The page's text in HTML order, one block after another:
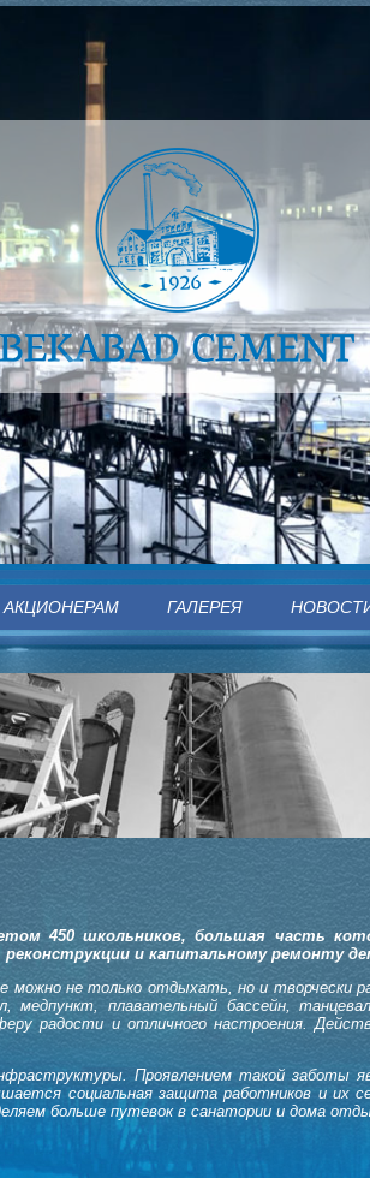
АКЦИОНЕРАМ ГАЛЕРЕЯ
450 школьников, большая часть
и капитальному ремонту
можно не только отдыхать, но и
медпункт, плавательный бассейн,
радости и отличного настроения.
Проявлением такой заботы
социальная защита работников и их
больше путевок в санатории и дома